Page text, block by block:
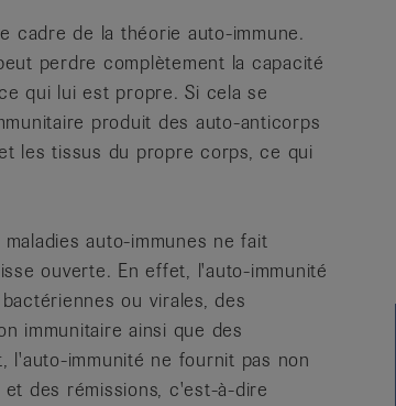
cadre de la théorie auto-immune.
perdre complètement la capacité
qui lui est propre. Si cela se
produit des auto-anticorps
les tissus du propre corps, ce qui
auto-immunes ne fait
ouverte. En effet, l'auto-immunité
ou virales, des
immunitaire ainsi que des
l'auto-immunité ne fournit pas non
des rémissions, c'est-à-dire